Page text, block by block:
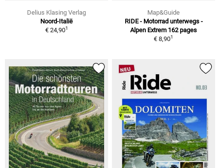
Delius Klasing Verlag
Noord-Italië
€ 24,901
Map&Guide
RIDE - Motorrad unterwegs -
Alpen Extrem 162 pages
€ 8,901